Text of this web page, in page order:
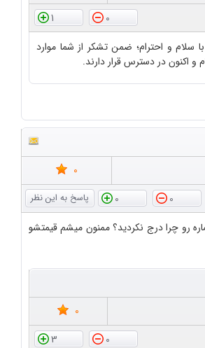
0
1
با سلام و احترام؛ ضمن تشکر از شما موارد
و اکنون در دسترس قرار دارند.
0
0
0
رو چرا درج نکردید؟ ممنون میشم قیمتشو
0
0
3